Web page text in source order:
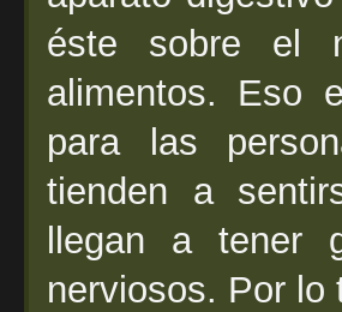
éste sobre el
alimentos. Eso
para las
tienden a
llegan a tener
nerviosos. Por lo